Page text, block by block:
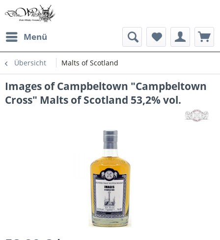
Menü
Übersicht Malts of Scotland
Images of Campbeltown "Campbeltown
Cross" Malts of Scotland 53,2% vol.